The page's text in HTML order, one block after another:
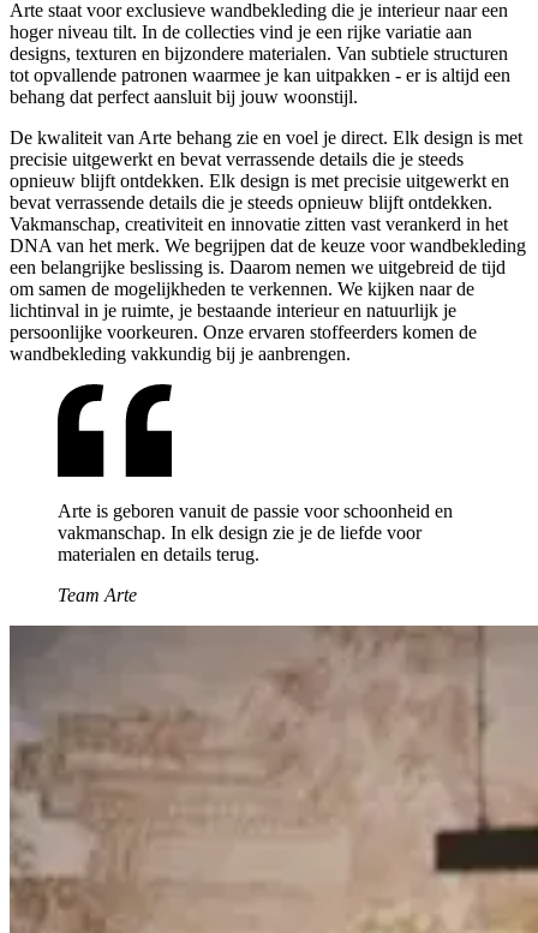
Arte staat voor exclusieve wandbekleding die je interieur naar een
hoger niveau tilt. In de collecties vind je een rijke variatie aan
designs, texturen en bijzondere materialen. Van subtiele structuren
tot opvallende patronen waarmee je kan uitpakken - er is altijd een
behang dat perfect aansluit bij jouw woonstijl.
De kwaliteit van Arte behang zie en voel je direct. Elk design is met
precisie uitgewerkt en bevat verrassende details die je steeds
opnieuw blijft ontdekken. Elk design is met precisie uitgewerkt en
bevat verrassende details die je steeds opnieuw blijft ontdekken.
Vakmanschap, creativiteit en innovatie zitten vast verankerd in het
DNA van het merk. We begrijpen dat de keuze voor wandbekleding
een belangrijke beslissing is. Daarom nemen we uitgebreid de tijd
om samen de mogelijkheden te verkennen. We kijken naar de
lichtinval in je ruimte, je bestaande interieur en natuurlijk je
persoonlijke voorkeuren. Onze ervaren stoffeerders komen de
wandbekleding vakkundig bij je aanbrengen.
Arte is geboren vanuit de passie voor schoonheid en
vakmanschap. In elk design zie je de liefde voor
materialen en details terug.
Team Arte